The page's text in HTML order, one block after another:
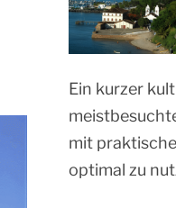
Ein kurzer
mit
optimal zu